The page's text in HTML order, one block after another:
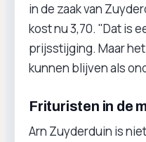
in de zaak van
kost nu 3,70. "Dat is
prijsstijging. Maar
kunnen blijven als
Frituristen in de
Arn Zuyderduin is